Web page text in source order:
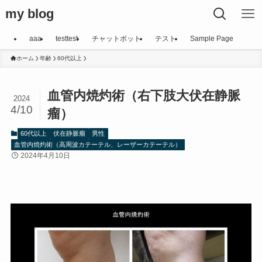
my blog
aaa testtest チャットボット テスト Sample Page
ホーム 年齢 60代以上
血管内焼灼術（右下肢大伏在静脈
瘤）
2024
4/10
60代以上 伏在静脈瘤
男性
血管内焼灼術（高周波カテーテル、レーザーカテーテル）
2024年4月10日